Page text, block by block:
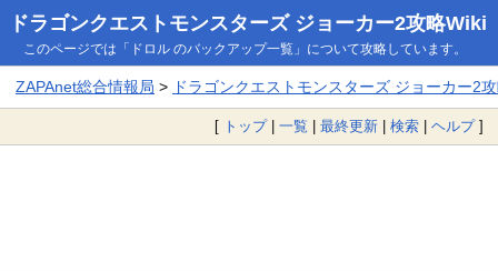
ドラゴンクエストモンスターズ ジョーカー2攻略Wiki
このページでは「ドロル のバックアップ一覧」について攻略しています。
ZAPAnet総合情報局 > ドラゴンクエストモンスターズ ジョーカー2
[ トップ| 一覧 | 最終更新 | 検索 | ヘルプ]